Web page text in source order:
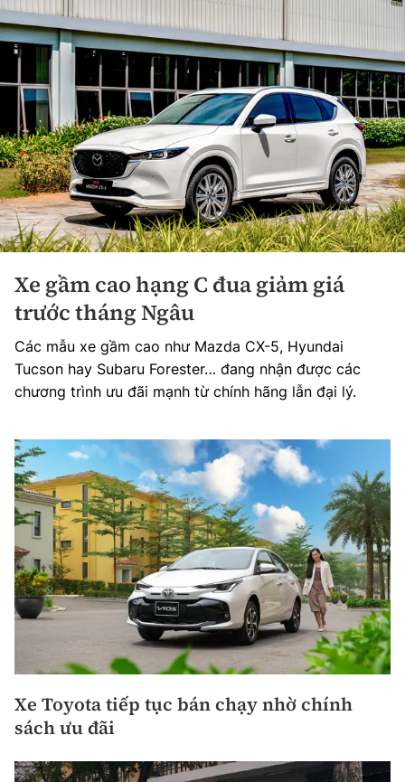
Xe gầm cao hạng C đua giảm giá
trước tháng Ngâu
Các mẫu xe gầm cao như Mazda CX-5, Hyundai
Tucson hay Subaru Forester… đang nhận được các
chương trình ưu đãi mạnh từ chính hãng lẫn đại lý.
Xe Toyota tiếp tục bán chạy nhờ chính
sách ưu đãi